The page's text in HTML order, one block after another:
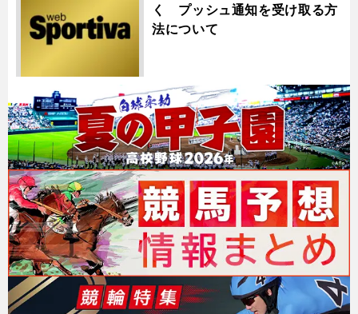
く プッシュ通知を受け取る方
法について